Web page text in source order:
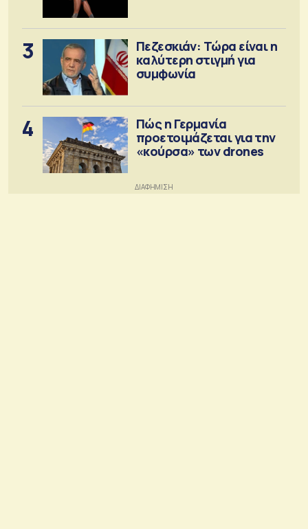
3
Πεζεσκιάν: Τώρα είναι η
καλύτερη στιγμή για
συμφωνία
4
Πώς η Γερμανία
προετοιμάζεται για την
«κούρσα» των drones